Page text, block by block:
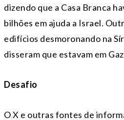
dizendo que a Casa Branca
bilhões em ajuda a Israel.
edifícios desmoronando na
disseram que estavam em
Desafio
O X e outras fontes de